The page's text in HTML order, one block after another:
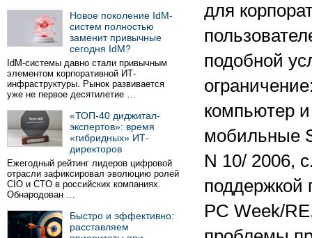
Новое поколение IdM-
систем полностью
заменит привычные
сегодня IdM?
IdM-системы давно стали привычным
элементом корпоративной ИТ-
инфраструктуры. Рынок развивается
уже не первое десятилетие …
«ТОП-40 диджитал-
экспертов»: время
«гибридных» ИТ-
директоров
Ежегодный рейтинг лидеров цифровой
отрасли зафиксировал эволюцию ролей
CIO и CTO в российских компаниях.
Обнародован …
Быстро и эффективно:
расставляем
для
подобной
компьютер и
мобильные
N 10/ 2006,
поддержкой
PC Week/